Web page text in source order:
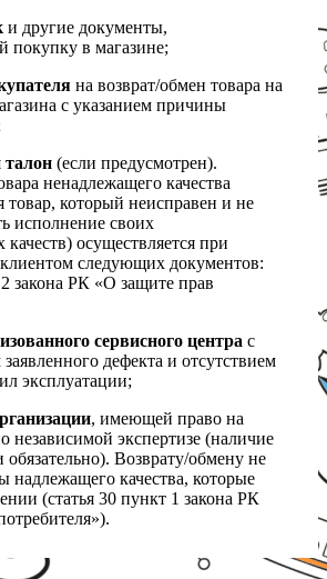
и другие документы,
покупку в магазине;
на возврат/обмен товара на
с указанием причины
(если предусмотрен).
ненадлежащего качества
товар, который неисправен и не
исполнение своих
осуществляется при
следующих документов:
закона РК «О защите прав
сервисного центра с
дефекта и отсутствием
эксплуатации;
, имеющей право на
независимой экспертизе (наличие
Возврату/обмену не
надлежащего качества, которые
(статья 30 пункт 1 закона РК